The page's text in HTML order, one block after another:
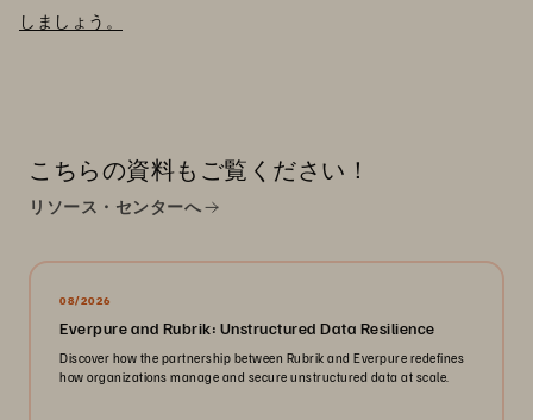
しましょう。
こちらの資料もご覧ください！
リソース・センターへ
08/2026
Everpure and Rubrik: Unstructured Data Resilience
Discover how the partnership between Rubrik and Everpure redefines
how organizations manage and secure unstructured data at scale.